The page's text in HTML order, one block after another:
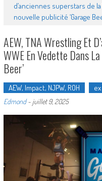
d’anciennes superstars de
nouvelle publicité ‘Garage
AEW, TNA Wrestling Et
WWE En Vedette Dans
Beer’
AEW, Impact, NJPW, ROH
Edmond- juillet 9, 2025